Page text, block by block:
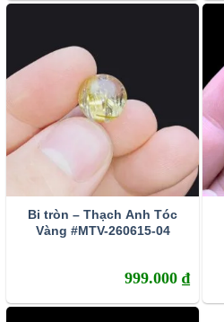
Bi tròn – Thạch Anh Tóc
Vàng #MTV-260615-04
999.000 ₫